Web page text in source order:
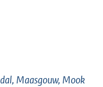
Maasgouw, Mook